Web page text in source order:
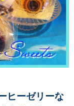
ヒーゼリーな